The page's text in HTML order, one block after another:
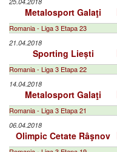
Metalosport Galaţi
Romania - Liga 3 Etapa 23
21.04.2018
Sporting Liești
Romania - Liga 3 Etapa 22
14.04.2018
Metalosport Galaţi
Romania - Liga 3 Etapa 21
06.04.2018
Olimpic Cetate Râşnov